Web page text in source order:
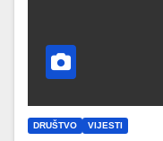
DRUŠTVO VIJESTI